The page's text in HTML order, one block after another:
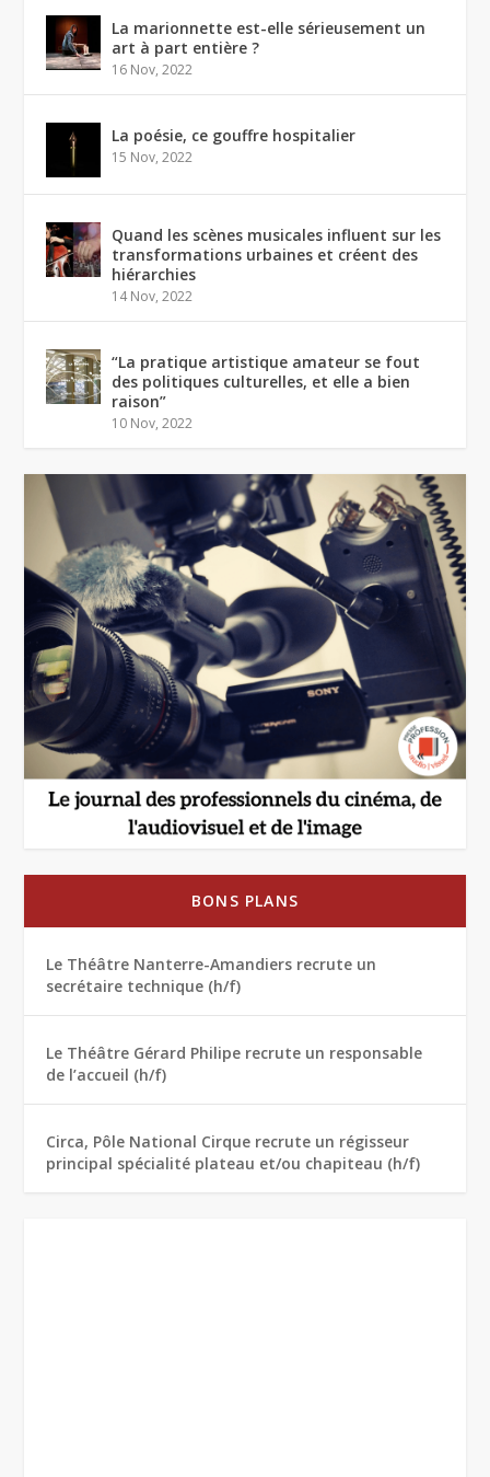
La marionnette est-elle sérieusement un
art à part entière ?
16 Nov, 2022
La poésie, ce gouffre hospitalier
15 Nov, 2022
Quand les scènes musicales influent sur les
transformations urbaines et créent des
hiérarchies
14 Nov, 2022
“La pratique artistique amateur se fout
des politiques culturelles, et elle a bien
raison”
10 Nov, 2022
BONS PLANS
Le Théâtre Nanterre-Amandiers recrute un
secrétaire technique (h/f)
Le Théâtre Gérard Philipe recrute un responsable
de l’accueil (h/f)
Circa, Pôle National Cirque recrute un régisseur
principal spécialité plateau et/ou chapiteau (h/f)